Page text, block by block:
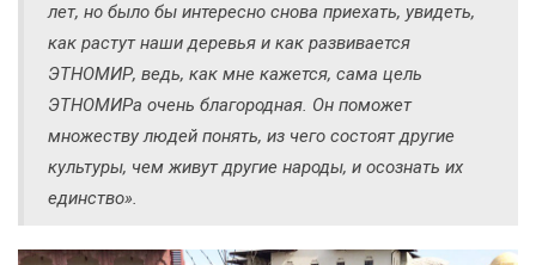
лет, но было бы интересно снова приехать, увидеть,
как растут наши деревья и как развивается
ЭТНОМИР, ведь, как мне кажется, сама цель
ЭТНОМИРа очень благородная. Он поможет
множеству людей понять, из чего состоят другие
культуры, чем живут другие народы, и осознать их
единство».